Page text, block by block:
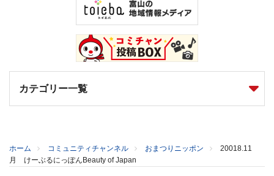
カテゴリー一覧
ホーム コミュニティチャンネル おまつりニッポン
20018.11
月 けーぶるにっぽんBeauty of Japan